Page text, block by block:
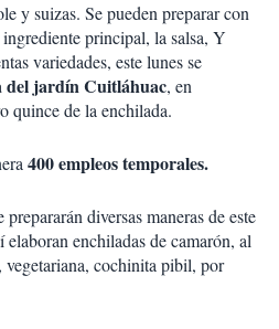
y suizas. Se pueden preparar con
principal, la salsa, Y
variedades, este lunes se
del jardín Cuitláhuac, en
quince de la enchilada.
400 empleos temporales.
diversas maneras de este
enchiladas de camarón, al
vegetariana, cochinita pibil, por